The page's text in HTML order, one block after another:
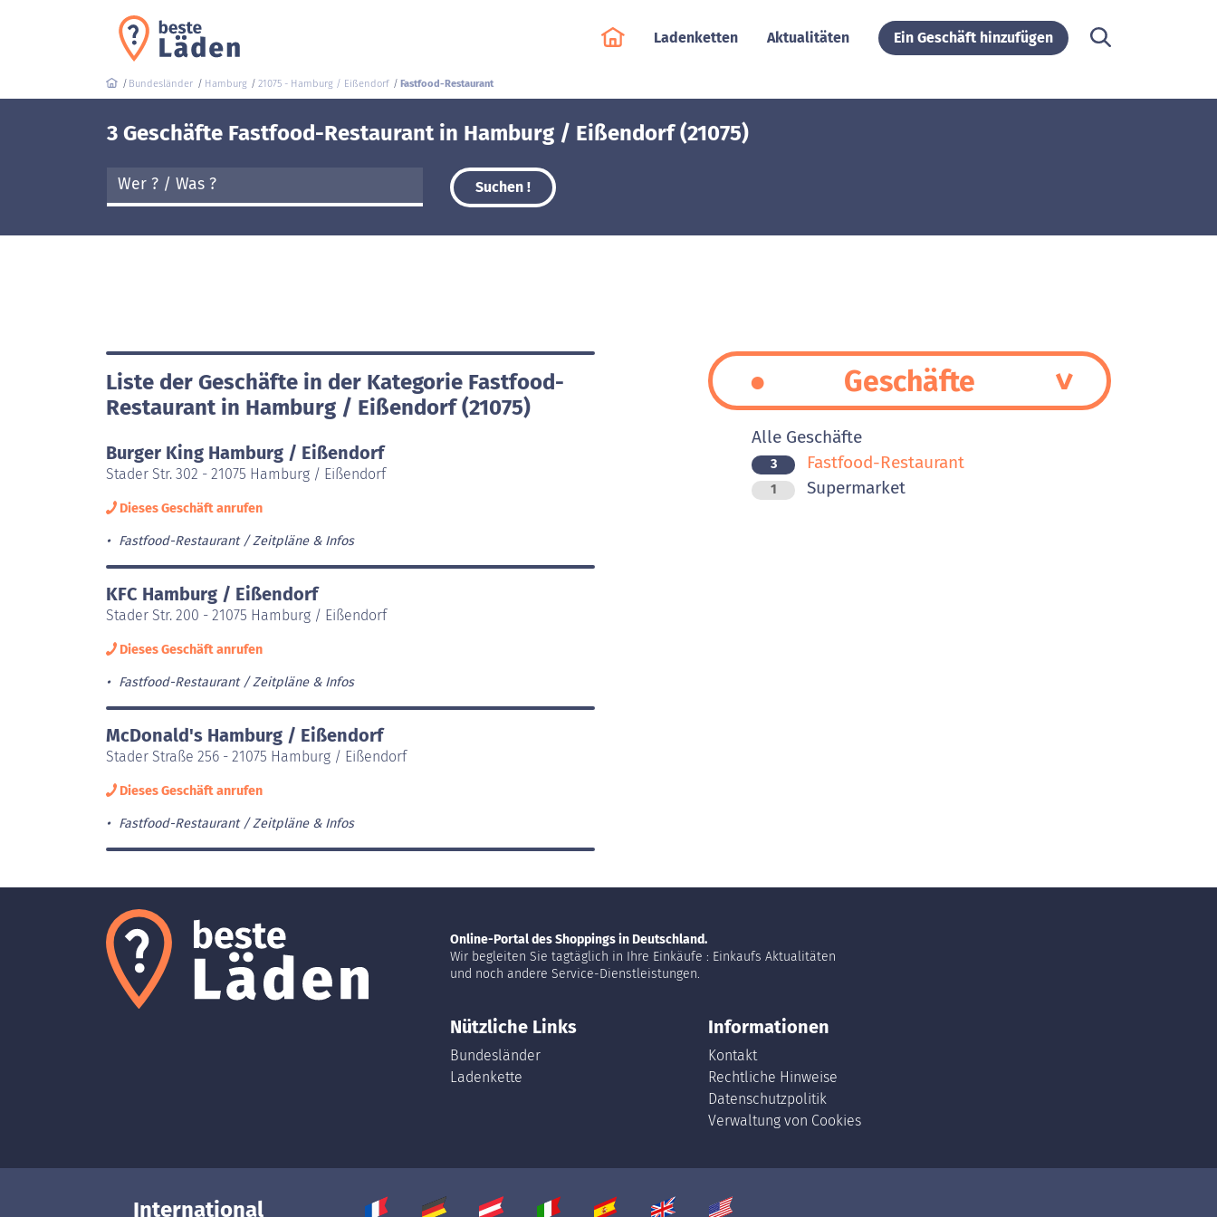
Ladenketten Aktualitäten Ein Geschäft hinzufügen
Bundesländer Hamburg 21075 - Hamburg / Eißendorf Fastfood-Restaurant
3 Geschäfte Fastfood-Restaurant in Hamburg / Eißendorf (21075)
Suchen !
Liste der Geschäfte in der Kategorie Fastfood-
Restaurant in Hamburg / Eißendorf (21075)
Burger King Hamburg / Eißendorf
Stader Str. 302 - 21075 Hamburg / Eißendorf
Dieses Geschäft anrufen
Fastfood-Restaurant Zeitpläne & Infos
KFC Hamburg / Eißendorf
Stader Str. 200 - 21075 Hamburg / Eißendorf
Dieses Geschäft anrufen
Fastfood-Restaurant Zeitpläne & Infos
McDonald's Hamburg / Eißendorf
Stader Straße 256 - 21075 Hamburg / Eißendorf
Dieses Geschäft anrufen
Fastfood-Restaurant Zeitpläne & Infos
Geschäfte
Alle Geschäfte
3 Fastfood-Restaurant
1 Supermarket
Online-Portal des Shoppings in Deutschland.
Wir begleiten Sie tagtäglich in Ihre Einkäufe : Einkaufs Aktualitäten
und noch andere Service-Dienstleistungen.
Nützliche Links
Bundesländer
Ladenkette
Informationen
Kontakt
Rechtliche Hinweise
Datenschutzpolitik
Verwaltung von Cookies
International